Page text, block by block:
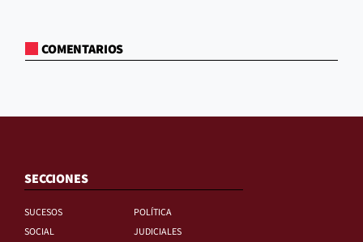
COMENTARIOS
SECCIONES
SUCESOS
POLÍTICA
SOCIAL
JUDICIALES